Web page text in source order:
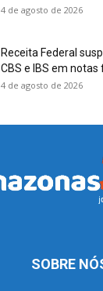
4 de agosto de 2026
Receita Federal
CBS e IBS em
4 de agosto de 2026
SOBRE